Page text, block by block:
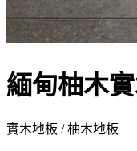
緬甸柚木
實木地板 / 柚木地板